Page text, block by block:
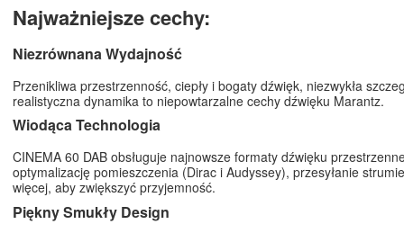
Najważniejsze cechy:
Niezrównana Wydajność
Przenikliwa przestrzenność, ciepły i bogaty dźwięk, niezwykła
realistyczna dynamika to niepowtarzalne cechy dźwięku Marantz.
Wiodąca Technologia
CINEMA 60 DAB obsługuje najnowsze formaty dźwięku
optymalizację pomieszczenia (Dirac i Audyssey), przesyłanie
więcej, aby zwiększyć przyjemność.
Piękny Smukły Design